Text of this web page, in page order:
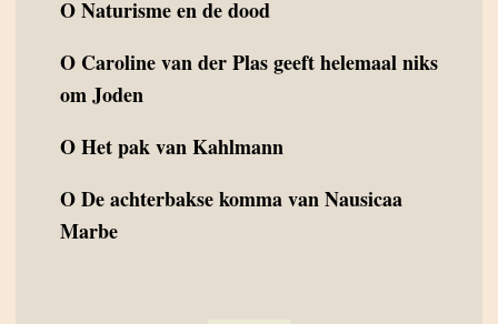
ONaturisme en de dood
O Caroline van der Plas geeft helemaal niks
om Joden
OHet pak van Kahlmann
ODe achterbakse komma van Nausicaa
Marbe